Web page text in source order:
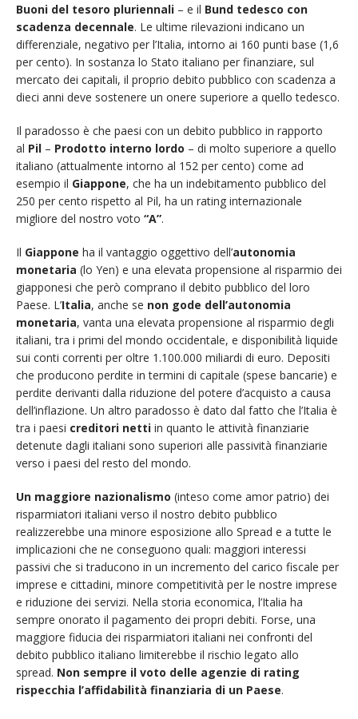
Buoni del tesoro pluriennali – e il Bund tedesco con
scadenza decennale. Le ultime rilevazioni indicano un
differenziale, negativo per l’Italia, intorno ai 160 punti base (1,6
per cento). In sostanza lo Stato italiano per finanziare, sul
mercato dei capitali, il proprio debito pubblico con scadenza a
dieci anni deve sostenere un onere superiore a quello tedesco.
Il paradosso è che paesi con un debito pubblico in rapporto
al Pil – Prodotto interno lordo – di molto superiore a quello
italiano (attualmente intorno al 152 per cento) come ad
esempio il Giappone, che ha un indebitamento pubblico del
250 per cento rispetto al Pil, ha un rating internazionale
migliore del nostro voto “A”.
Il Giappone ha il vantaggio oggettivo dell’autonomia
monetaria (lo Yen) e una elevata propensione al risparmio dei
giapponesi che però comprano il debito pubblico del loro
Paese. L’Italia, anche se non gode dell’autonomia
monetaria, vanta una elevata propensione al risparmio degli
italiani, tra i primi del mondo occidentale, e disponibilità liquide
sui conti correnti per oltre 1.100.000 miliardi di euro. Depositi
che producono perdite in termini di capitale (spese bancarie) e
perdite derivanti dalla riduzione del potere d’acquisto a causa
dell’inflazione. Un altro paradosso è dato dal fatto che l’Italia è
tra i paesi creditori netti in quanto le attività finanziarie
detenute dagli italiani sono superiori alle passività finanziarie
verso i paesi del resto del mondo.
Un maggiore nazionalismo (inteso come amor patrio) dei
risparmiatori italiani verso il nostro debito pubblico
realizzerebbe una minore esposizione allo Spread e a tutte le
implicazioni che ne conseguono quali: maggiori interessi
passivi che si traducono in un incremento del carico fiscale per
imprese e cittadini, minore competitività per le nostre imprese
e riduzione dei servizi. Nella storia economica, l’Italia ha
sempre onorato il pagamento dei propri debiti. Forse, una
maggiore fiducia dei risparmiatori italiani nei confronti del
debito pubblico italiano limiterebbe il rischio legato allo
spread. Non sempre il voto delle agenzie di rating
rispecchia l’affidabilità finanziaria di un Paese.